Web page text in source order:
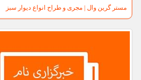
مستر گرین وال | مجری و طراح انواع دیوار سبز